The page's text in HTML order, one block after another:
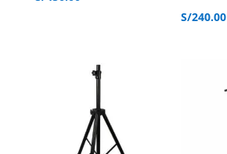
S/240.00